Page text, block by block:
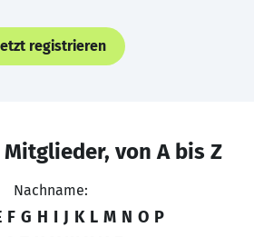
registrieren
Mitglieder, von A bis Z
Nachname:
F G H I J K L M N O P